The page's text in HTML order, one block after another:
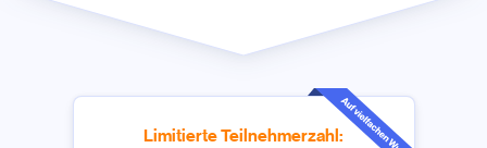
Limitierte Teilnehmerzahl: